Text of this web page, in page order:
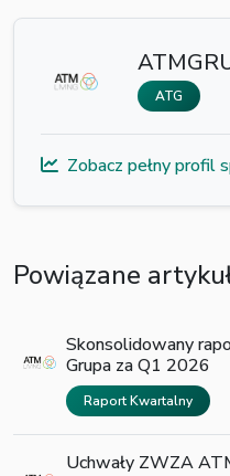
ATG
Zobacz pełny profil
Powiązane
Skonsolidowany
Grupa za Q1 2026
Raport Kwartalny
Uchwały ZWZA